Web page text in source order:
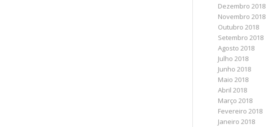
Dezembro 2018
Novembro 2018
Outubro 2018
Setembro 2018
Agosto 2018
Julho 2018
Junho 2018
Maio 2018
Abril 2018
Março 2018
Fevereiro 2018
Janeiro 2018